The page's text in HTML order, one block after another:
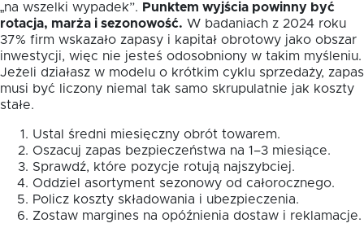
„na wszelki wypadek”. Punktem wyjścia powinny być
rotacja, marża i sezonowość. W badaniach z 2024 roku
37% firm wskazało zapasy i kapitał obrotowy jako obszar
inwestycji, więc nie jesteś odosobniony w takim myśleniu.
Jeżeli działasz w modelu o krótkim cyklu sprzedaży, zapas
musi być liczony niemal tak samo skrupulatnie jak koszty
stałe.
Ustal średni miesięczny obrót towarem.
Oszacuj zapas bezpieczeństwa na 1–3 miesiące.
Sprawdź, które pozycje rotują najszybciej.
Oddziel asortyment sezonowy od całorocznego.
Policz koszty składowania i ubezpieczenia.
Zostaw margines na opóźnienia dostaw i reklamacje.